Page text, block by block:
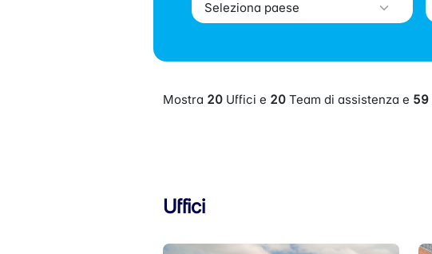
Mostra 20 Uffici e 20 Team di assistenza e 59
Uffici